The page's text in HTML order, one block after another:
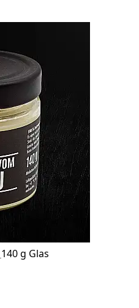
140 g Glas